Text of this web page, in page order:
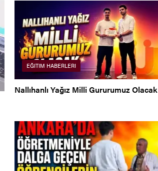
EĞITIM HABERLERI
Nallıhanlı Yağız Milli Gururumuz Olacak